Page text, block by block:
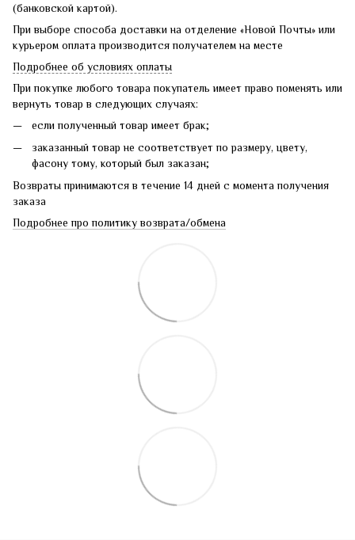
(банковской картой).
При выборе способа доставки на отделение «Новой Почты» или
курьером оплата производится получателем на месте
Подробнее об условиях оплаты
При покупке любого товара покупатель имеет право поменять или
вернуть товар в следующих случаях:
если полученный товар имеет брак;
заказанный товар не соответствует по размеру, цвету,
фасону тому, который был заказан;
Возвраты принимаются в течение 14 дней с момента получения
заказа
Подробнее про политику возврата/обмена